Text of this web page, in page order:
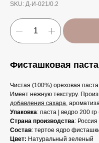
SKU: Д-И-021/0.2
Фисташковая
Чистая (100%) ореховая
Имеет нежную текстуру.
добавления сахара,
Упаковка: паста | ведро 200
Страна производства: Россия
Состав: тертое ядро
Цвет: Натуральный зеленый